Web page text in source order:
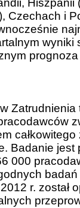
Czechach i
wyniki
prognoza
Zatrudnienia
Badanie jest
000
r. został